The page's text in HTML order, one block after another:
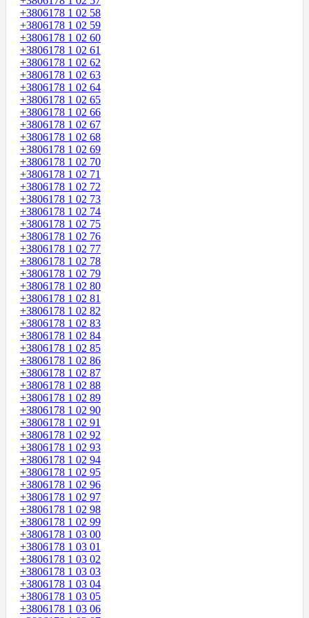
+3806178 1 02 58
+3806178 1 02 59
+3806178 1 02 60
+3806178 1 02 61
+3806178 1 02 62
+3806178 1 02 63
+3806178 1 02 64
+3806178 1 02 65
+3806178 1 02 66
+3806178 1 02 67
+3806178 1 02 68
+3806178 1 02 69
+3806178 1 02 70
+3806178 1 02 71
+3806178 1 02 72
+3806178 1 02 73
+3806178 1 02 74
+3806178 1 02 75
+3806178 1 02 76
+3806178 1 02 77
+3806178 1 02 78
+3806178 1 02 79
+3806178 1 02 80
+3806178 1 02 81
+3806178 1 02 82
+3806178 1 02 83
+3806178 1 02 84
+3806178 1 02 85
+3806178 1 02 86
+3806178 1 02 87
+3806178 1 02 88
+3806178 1 02 89
+3806178 1 02 90
+3806178 1 02 91
+3806178 1 02 92
+3806178 1 02 93
+3806178 1 02 94
+3806178 1 02 95
+3806178 1 02 96
+3806178 1 02 97
+3806178 1 02 98
+3806178 1 02 99
+3806178 1 03 00
+3806178 1 03 01
+3806178 1 03 02
+3806178 1 03 03
+3806178 1 03 04
+3806178 1 03 05
+3806178 1 03 06